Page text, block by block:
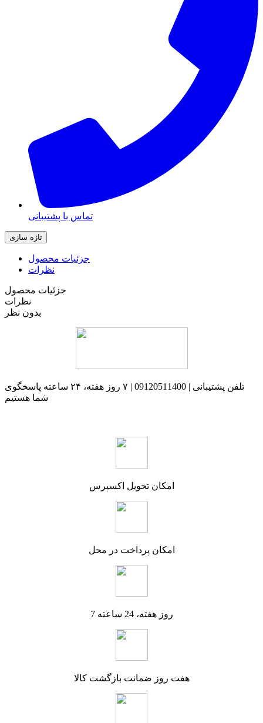
تماس با پشتیبانی
جزئیات محصول
نظرات
جزئیات محصول
نظرات
بدون نظر
تلفن پشتیبانی | 09120511400 | ۷ روز هفته، ۲۴ ساعته پاسخگوی
شما هستیم
امکان تحویل اکسپرس
امکان پرداخت در محل
7 روز هفته، 24 ساعته
هفت روز ضمانت بازگشت کالا